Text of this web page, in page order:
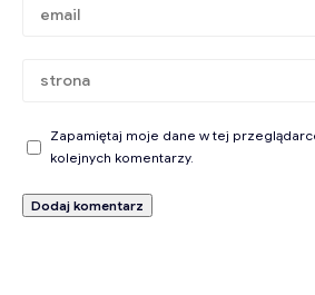
Zapamiętaj moje dane w tej
kolejnych komentarzy.